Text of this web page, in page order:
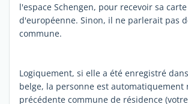
l'espace Schengen, pour recevoir sa carte
d'européenne. Sinon, il ne parlerait pas
commune.
Logiquement, si elle a été enregistré
belge, la personne est automatiquement
précédente commune de résidence